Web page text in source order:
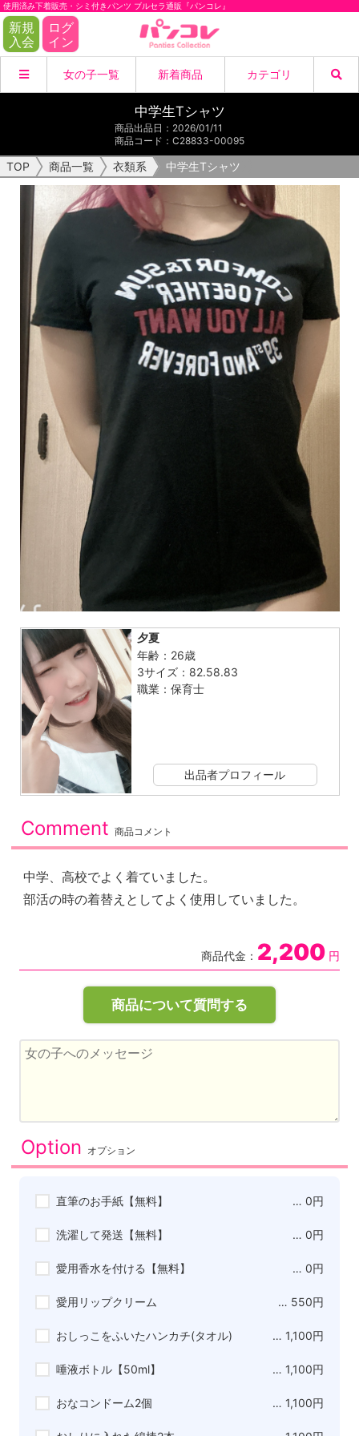
使用済み下着販売・シミ付きパンツ ブルセラ通販『パンコレ』
新規
入会
ログ
イン
女の子一覧 新着商品 カテゴリ
パンティー
ブラジャー B&Pセット
脚モノ系 衣類系
その他下着 リクエスト
愛用品 画像・動画
初出品商品
検索
閉じる
中学生Tシャツ
商品出品日 ： 2026/01/11
商品コード ： C28833-00095
TOP 商品一覧 衣類系 中学生Tシャツ
夕夏
年齢：26歳
3サイズ：82.58.83
職業：保育士
出品者プロフィール
Comment 商品コメント
中学、高校でよく着ていました。
部活の時の着替えとしてよく使用していました。
商品代金： 2,200 円
商品について質問する
Option オプション
直筆のお手紙【無料】 … 0円
洗濯して発送【無料】 … 0円
愛用香水を付ける【無料】 … 0円
愛用リップクリーム … 550円
おしっこをふいたハンカチ(タオル) … 1,100円
唾液ボトル【50ml】 … 1,100円
おなコンドーム2個 … 1,100円